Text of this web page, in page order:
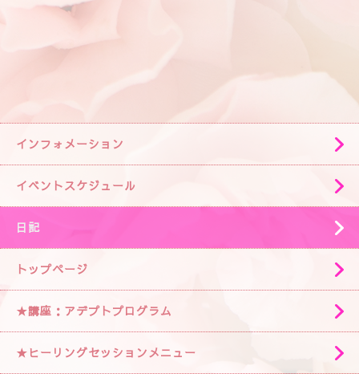
インフォメーション
イベントスケジュール
日記
トップページ
★講座：アデプトプログラム
★ヒーリングセッションメニュー